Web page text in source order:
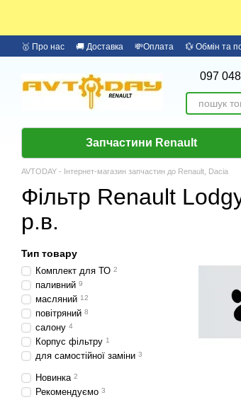
🥇 Про нас 🚚 Доставка 💸Оплата 💱 Обмін та
097
Запчастини Renault
AVTODAY - Інтернет-магазин запчастин до Renault, Dacia
Фільтр Renault
р.в.
Тип товару
Комплект для ТО 2
паливний 9
масляний 12
повітряний 8
салону 4
Корпус фільтру 1
для самостійної заміни 3
Новинка 2
Рекомендуємо 3